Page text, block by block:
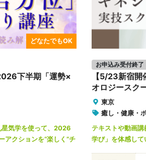
どなたでもOK
下半期「運勢×
星気学を使って、2026
アクションを“楽しく”チ
お申込み受付終了
【5/23新宿
オロジースク
東京
癒し・健康・
テキストや動画
学び」を体感して